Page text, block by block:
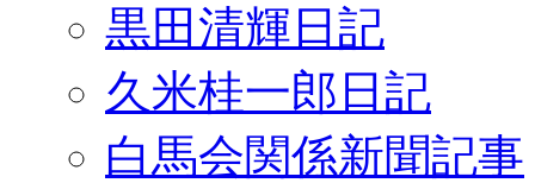
黒田清輝日記
久米桂一郎日記
白馬会関係新聞記事